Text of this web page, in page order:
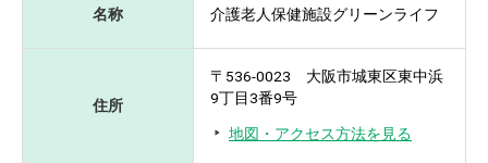
名称 介護老人保健施設グリーンライフ
住所
〒536-0023 大阪市城東区東中浜
9丁目3番9号
地図・アクセス方法を見る